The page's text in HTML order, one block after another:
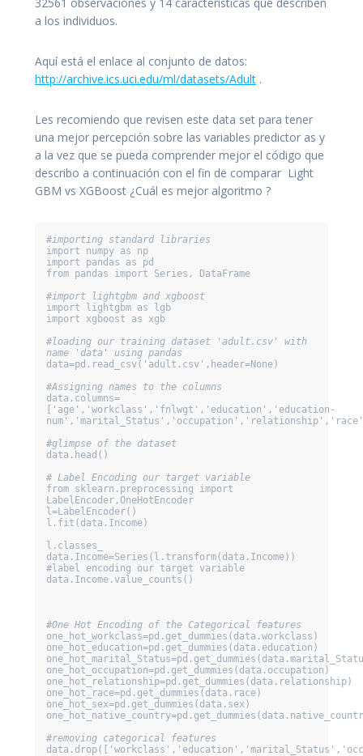
a los individuos.
Aquí está el enlace al conjunto de datos:
http://archive.ics.uci.edu/ml/datasets/Adult .
Les recomiendo que revisen este data set para tener
una mejor percepción sobre las variables predictor as y
a la vez que se pueda comprender mejor el código que
describo a continuación con el fin de comparar Light
GBM vs XGBoost ¿Cuál es mejor algoritmo ?
#importing standard libraries
import numpy as np
import pandas as pd
from pandas import Series, DataFrame
#import lightgbm and xgboost
import lightgbm as lgb
import xgboost as xgb
#loading our training dataset 'adult.csv' with
name 'data' using pandas
data=pd.read_csv('adult.csv',header=None)
#Assigning names to the columns
data.columns=
['age','workclass','fnlwgt','education','education-
#glimpse of the dataset
data.head()
# Label Encoding our target variable
from sklearn.preprocessing import
LabelEncoder,OneHotEncoder
l=LabelEncoder()
l.fit(data.Income)
l.classes_
data.Income=Series(l.transform(data.Income))
#label encoding our target variable
data.Income.value_counts()
#One Hot Encoding of the Categorical features
one_hot_workclass=pd.get_dummies(data.workclass)
one_hot_education=pd.get_dummies(data.education)
one_hot_occupation=pd.get_dummies(data.occupation)
one_hot_relationship=pd.get_dummies(data.relationship)
one_hot_race=pd.get_dummies(data.race)
one_hot_sex=pd.get_dummies(data.sex)
#removing categorical features